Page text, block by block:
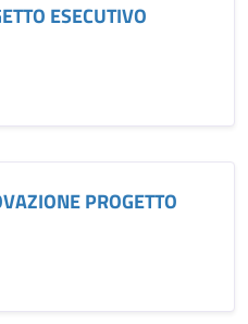
ESECUTIVO
PROGETTO